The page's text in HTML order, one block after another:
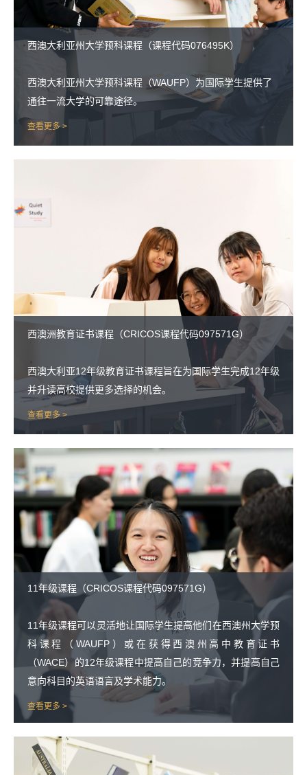
西澳大利亚州大学预科课程（课程代码076495K）
西澳大利亚州大学预科课程（WAUFP）为国际学生提供了
通往一流大学的可靠途径。
查看更多 >
西澳洲教育证书课程（CRICOS课程代码097571G）
西澳大利亚12年级教育证书课程旨在为国际学生完成12年级
并升读高校提供更多选择的机会。
查看更多 >
11年级课程（CRICOS课程代码097571G）
11年级课程可以灵活地让国际学生提高他们在西澳州大学预
科课程（WAUFP）或在获得西澳州高中教育证书
（WACE）的12年级课程中提高自己的竞争力，并提高自己
意向科目的英语语言及学术能力。
查看更多 >